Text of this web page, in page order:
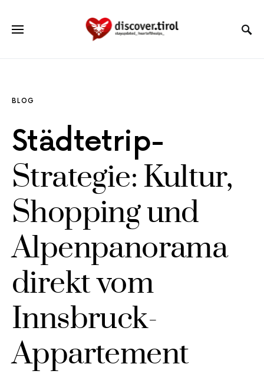
BLOG
Städtetrip-
Strategie: Kultur,
Shopping und
Alpenpanorama
direkt vom
Innsbruck-
Appartement